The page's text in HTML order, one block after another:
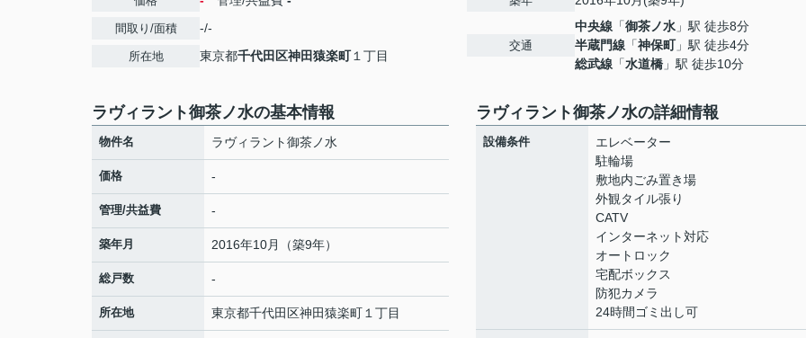
間取り/面積 -/-
所在地 東京都千代田区神田猿楽町１丁目
交通
中央線 「御茶ノ水 」駅 徒歩8分
半蔵門線 「神保町」駅 徒歩4分
総武線 「水道橋 」駅 徒歩10分
ラヴィラント御茶ノ水の基本情報
物件名 ラヴィラント御茶ノ水
価格 -
管理/共益費 -
築年月 2016年10月（築9年）
総戸数 -
所在地 東京都千代田区神田猿楽町 １丁目
ラヴィラント御茶ノ水の詳細情報
設備条件
エレベーター
駐輪場
敷地内ごみ置き場
外観タイル張り
CATV
インターネット対応
オートロック
宅配ボックス
防犯カメラ
24時間ゴミ出し可